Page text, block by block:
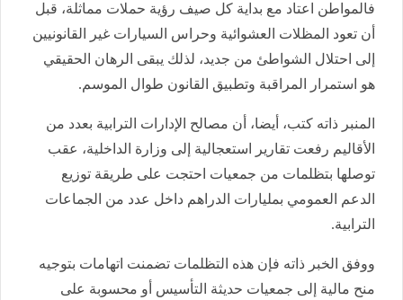
فالمواطن اعتاد مع بداية كل صيف رؤية حملات مماثلة، قبل
أن تعود المظلات العشوائية وحراس السيارات غير القانونيين
إلى احتلال الشواطئ من جديد، لذلك يبقى الرهان الحقيقي
هو استمرار المراقبة وتطبيق القانون طوال الموسم.
المنبر ذاته كتب، أيضا، أن مصالح الإدارات الترابية بعدد من
الأقاليم رفعت تقارير استعجالية إلى وزارة الداخلية، عقب
توصلها بتظلمات من جمعيات احتجت على طريقة توزيع
الدعم العمومي بمليارات الدراهم داخل عدد من الجماعات
الترابية.
ووفق الخبر ذاته فإن هذه التظلمات تضمنت اتهامات بتوجيه
منح مالية إلى جمعيات حديثة التأسيس أو محسوبة على